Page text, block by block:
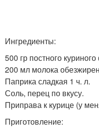
Ингредиенты:
500 гр постного
200 мл молока
Паприка сладкая 1 ч. л.
Соль, перец по вкусу.
Приправа к курице (у
Приготовление: